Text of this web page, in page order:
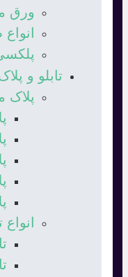
ورق
تابلو و
پلاک
انواع